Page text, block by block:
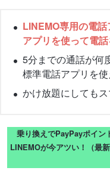
LINEMO専用の電
アプリを使って電
5分までの通話が何
標準電話アプリを
かけ放題にしても
乗り換えでPayPayポイン
LINEMOが今アツい！（最